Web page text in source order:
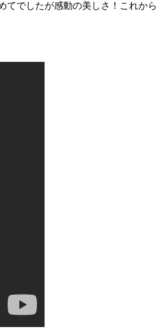
てでしたが感動の美しさ！これから